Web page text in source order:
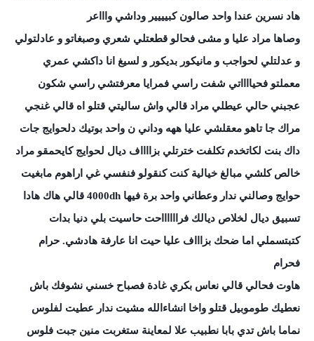
هاد نسرين عندا واحد صالون كبيييير وداشي واااعر
وصاها مراد عليا و مشى فحالو قطعتلي شعري وصبغاتو و عادلتولي
و عدلتلي لحواجب و مانيكور بديكور و لسيغ انا داكشي عمري
معملتو فحيااااتي شفت راسي فمرايا معرفتشي راسي شكون
عجبني حالي عيطلي مراد قالي واش ساليتي قتلو اه قالي غنجي
مراك جا تاهو معقلشي عليا ههه وداني ن واحد بوتيك دلحوايج جات
داك بنت لكاتخدم تكلفت خترتلي بزااااف ديال لحوايج كايحمقو مراد
خالص كلشي مبالغ خيالية كنت كنقولو فنفسي غي اراهوم مابغيت
حوايج وصالني ندار وعطاني واحد برة فيها 4000dh قالي هاك هادا
تسبيق ديال لخلاص ديالك فرااااااحت حاسيت بلي دنيا بدات
كتبتسملي اما ضحك بزاااف عليا حيت انا عارفة هادشي. حرام
فحرام
هاوت فحالي قالي نعاس بكري غادة فصباح خسني نشوفك باش
نعطيك طوموبيل قتلو واخا انشاءالله مشيت ندار عطيت لفلوس
نماما باش تدي بابا نطبيب علا لمعاينة ستغربت منين جبت فلوس